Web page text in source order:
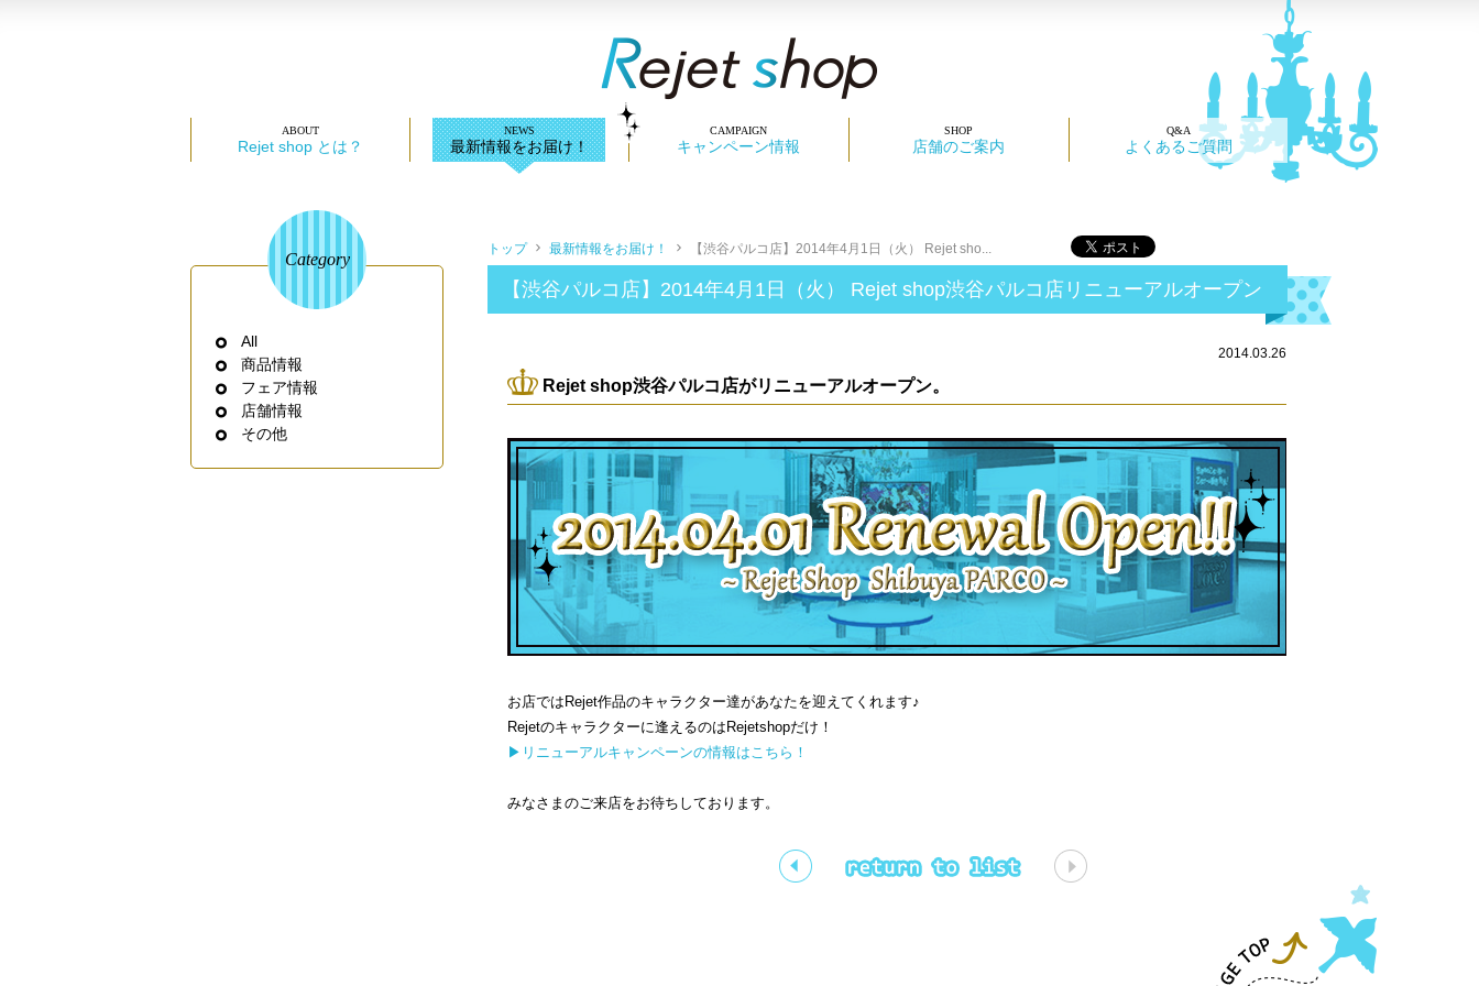
Rejet shop とは？ 最新情報をお届け！ キャンペーン情報 店舗のご案内 よくあるご質問
Category
All
商品情報
フェア情報
店舗情報
その他
トップ 最新情報をお届け！ 【渋谷パルコ店】2014年4月1日（火） Rejet sho...
【渋谷パルコ店】2014年4月1日（火） Rejet shop渋谷パルコ店リニューアルオープン
2014.03.26
Rejet shop渋谷パルコ店がリニューアルオープン。
お店ではRejet作品のキャラクター達があなたを迎えてくれます♪
Rejetのキャラクターに逢えるのはRejetshopだけ！
▶リニューアルキャンペーンの情報はこちら！
みなさまのご来店をお待ちしております。